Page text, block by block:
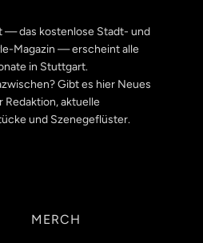
— das kostenlose Stadt- und
Magazin — erscheint alle
in Stuttgart.
Gibt es hier Neues
Redaktion, aktuelle
und Szenegeflüster.
MERCH